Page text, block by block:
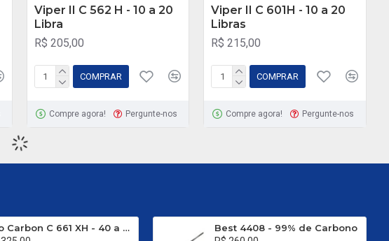
Viper II C 562 H - 10 a 20
Libra
R$ 205,00
COMPRAR
Compre agora! Pergunte-nos
Viper II C 601H - 10 a 20
Libras
R$ 215,00
COMPRAR
Compre agora! Pergunte-nos